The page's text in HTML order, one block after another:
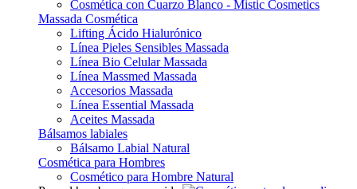
Cosmética con Cuarzo Blanco - Mistic Cosmetics
Massada Cosmética
Lifting Ácido Hialurónico
Línea Pieles Sensibles Massada
Línea Bio Celular Massada
Línea Massmed Massada
Accesorios Massada
Línea Essential Massada
Aceites Massada
Bálsamos labiales
Bálsamo Labial Natural
Cosmética para Hombres
Cosmético para Hombre Natural